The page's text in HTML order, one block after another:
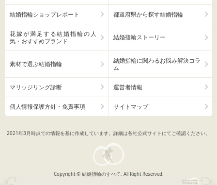
結婚指輪ショップレポート 都道府県から探す結婚指輪
花嫁が満足する結婚指輪の人
気・おすすめブランド
結婚指輪ストーリー
素材で選ぶ結婚指輪
結婚指輪に関わるお悩み解決コラ
ム
マリッジリング診断 運営者情報
個人情報保護方針・免責事項 サイトマップ
2021年3月時点での情報を基に作成しています。詳細は各社公式サイトにてご確認ください。
Copyright © 結婚指輪のすべて, All Right Reserved.